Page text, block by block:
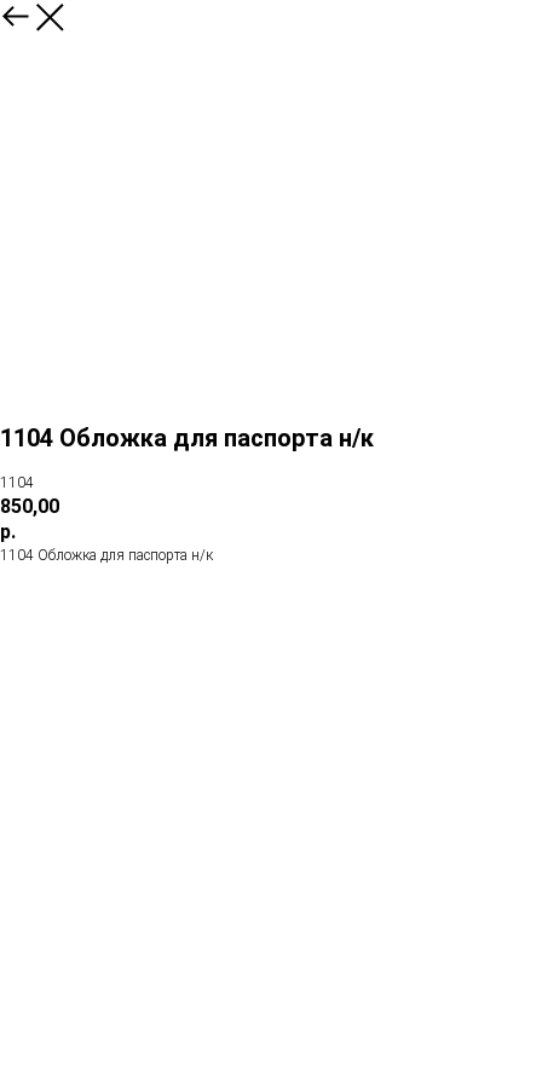
1104 Обложка для паспорта н/к
1104
850,00
р.
1104 Обложка для паспорта н/к